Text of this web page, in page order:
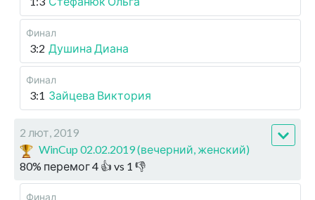
Финал
3:2 Душина Диана
Финал
3:1 Зайцева Виктория
2 лют, 2019
WinCup 02.02.2019 (вечерний, женский)
80% перемог4 👍 vs 1 👎
Финал